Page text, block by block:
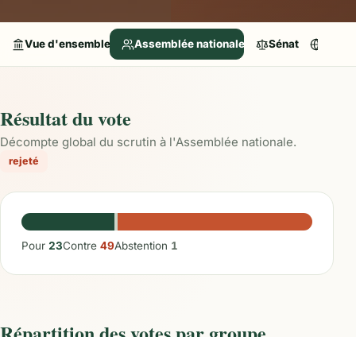
Vue d'ensemble Assemblée nationale Sénat
Résultat du vote
Décompte global du scrutin à l'Assemblée nationale.
rejeté
Pour 23Contre 49Abstention 1